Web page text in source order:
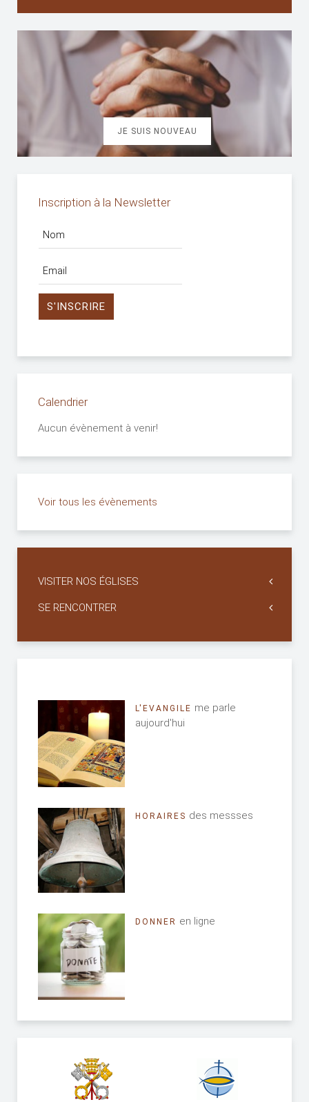
JE SUIS NOUVEAU
Inscription à la Newsletter
Calendrier
Aucun évènement à venir!
Voir tous les évènements
VISITER NOS ÉGLISES
SE RENCONTRER
L'EVANGILE me parle
aujourd'hui
HORAIRES des messses
DONNER en ligne